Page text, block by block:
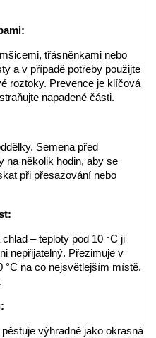
třásněnkami nebo
a v případě potřeby použijte
roztoky. Prevence je klíčová
napadené části.
Semena před
na několik hodin, aby se
při přesazování nebo
– teploty pod 10 °C ji
nepřijatelný. Přezimuje v
°C na co nejsvětlejším místě.
výhradně jako okrasná